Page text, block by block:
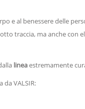
e al benessere delle
traccia, ma anche
lineaestremamente
VALSIR: